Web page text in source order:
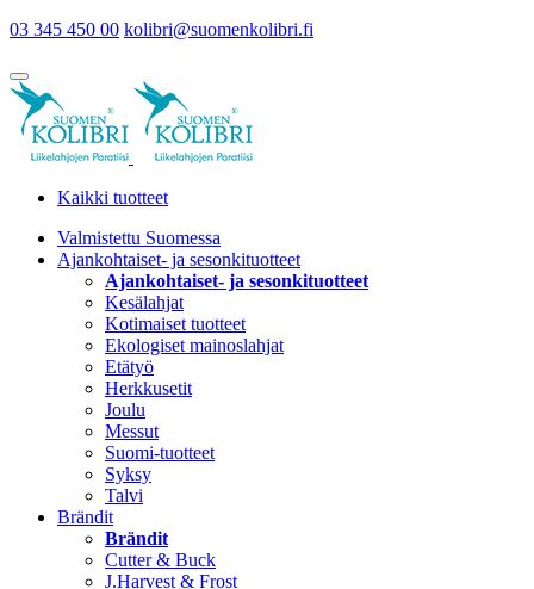
03 345 450 00 kolibri@suomenkolibri.fi
Kaikki tuotteet
Valmistettu Suomessa
Ajankohtaiset- ja sesonkituotteet
Ajankohtaiset- ja sesonkituotteet
Kesälahjat
Kotimaiset tuotteet
Ekologiset mainoslahjat
Etätyö
Herkkusetit
Joulu
Messut
Suomi-tuotteet
Syksy
Talvi
Brändit
Brändit
Cutter & Buck
J.Harvest & Frost